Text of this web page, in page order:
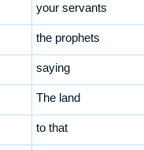
your servants
the prophets
saying
The land
to that